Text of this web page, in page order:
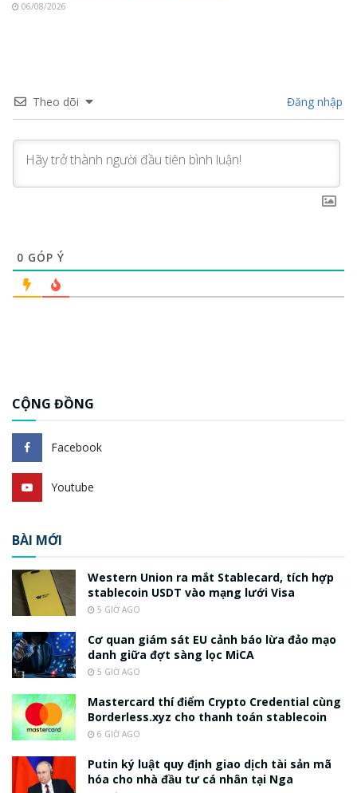
06/08/2026
Theo dõi Đăng nhập
0 GÓP Ý
CỘNG ĐỒNG
Facebook
Youtube
BÀI MỚI
Western Union ra mắt Stablecard, tích hợp
stablecoin USDT vào mạng lưới Visa
5 GIỜ AGO
Cơ quan giám sát EU cảnh báo lừa đảo mạo
danh giữa đợt sàng lọc MiCA
5 GIỜ AGO
Mastercard thí điểm Crypto Credential cùng
Borderless.xyz cho thanh toán stablecoin
6 GIỜ AGO
Putin ký luật quy định giao dịch tài sản mã
hóa cho nhà đầu tư cá nhân tại Nga